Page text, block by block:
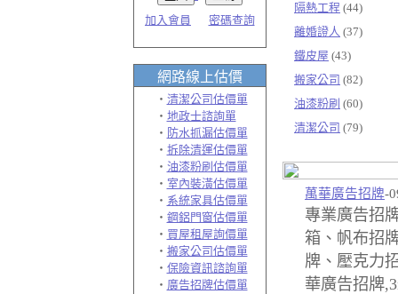
加入會員 密碼查詢
網路線上估價
‧ 清潔公司估價單
‧ 地政士諮詢單
‧ 防水抓漏估價單
‧ 拆除清運估價單
‧ 油漆粉刷估價單
‧ 室內裝潢估價單
‧ 系統家具估價單
‧ 鋼鋁門窗估價單
‧ 買屋租屋詢價單
‧ 搬家公司估價單
‧ 保險資訊諮詢單
‧ 廣告招牌估價單
隔熱工程 (44)
離婚證人 (37)
鐵皮屋 (43)
搬家公司 (82)
油漆粉刷 (60)
清潔公司 (79)
萬華廣告招牌-
專業廣告招
箱、帆布招
牌、壓克力
華廣告招牌